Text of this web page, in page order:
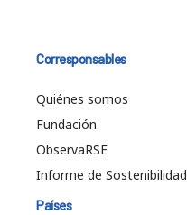
Corresponsables
Quiénes somos
Fundación
ObservaRSE
Informe de Sostenibilidad
Países